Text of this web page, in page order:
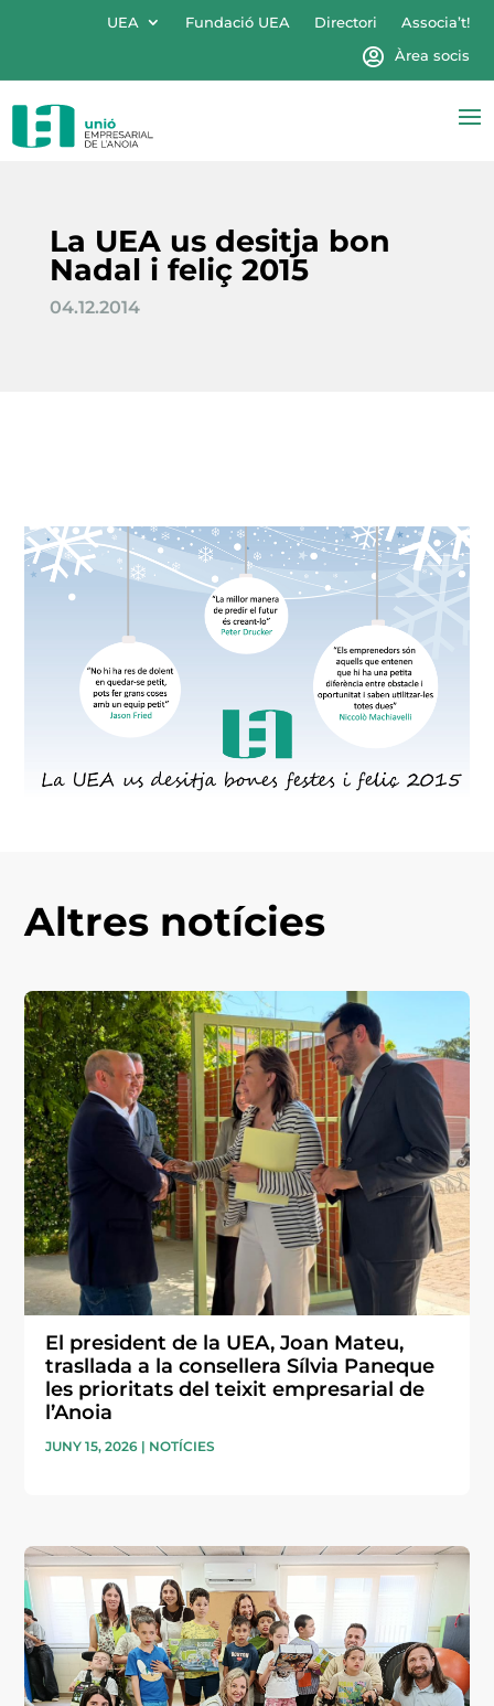
UEA Fundació UEA Directori
Associa’t!
Àrea socis
La UEA us desitja bon
Nadal i feliç 2015
04.12.2014
Altres notícies
El president de la UEA, Joan Mateu,
trasllada a la consellera Sílvia Paneque
les prioritats del teixit empresarial de
l’Anoia
JUNY 15, 2026 | NOTÍCIES